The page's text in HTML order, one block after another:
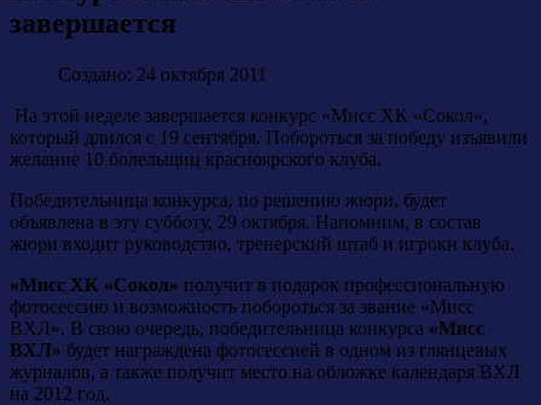
завершается
Создано: 24 октября 2011
На этой неделе завершается конкурс «Мисс ХК «Сокол»,
который длился с 19 сентября. Побороться за победу изъявили
желание 10 болельщиц красноярского клуба.
Победительница конкурса, по решению жюри, будет
объявлена в эту субботу, 29 октября. Напомним, в состав
жюри входит руководство, тренерский штаб и игроки клуба.
«Мисс ХК «Сокол» получит в подарок профессиональную
фотосессию и возможность побороться за звание «Мисс
ВХЛ». В свою очередь, победительница конкурса «Мисс
ВХЛ» будет награждена фотосессией в одном из глянцевых
журналов, а также получит место на обложке календаря ВХЛ
на 2012 год.